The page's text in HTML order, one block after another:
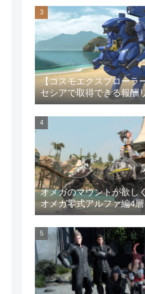
【コスモエクスプローラ
セシアで取得できる報酬
オメガのマウントが欲し
オメガ零式アルファ編4
してみた